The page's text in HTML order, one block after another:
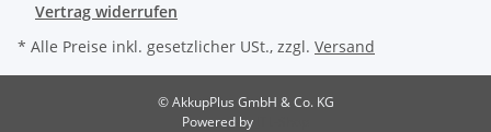
Vertrag widerrufen
* Alle Preise inkl. gesetzlicher USt., zzgl. Versand
© AkkupPlus GmbH & Co. KG
Powered by